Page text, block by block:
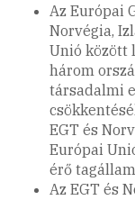
Az Európai
Norvégia,
Unió között
három
társadalmi
EGT és
Európai
érő
Az EGT és